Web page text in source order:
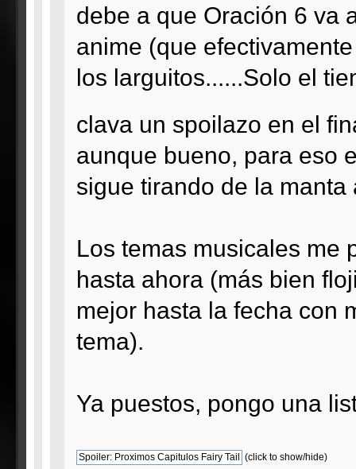
debe a que Oración 6 va
anime (que
los larguitos......Solo el
clava un spoilazo en el
aunque bueno, para eso
sigue tirando de la manta
Los temas musicales me
hasta ahora (más bien
mejor hasta la fecha con
tema).
Ya puestos, pongo una
(click to show/hide)